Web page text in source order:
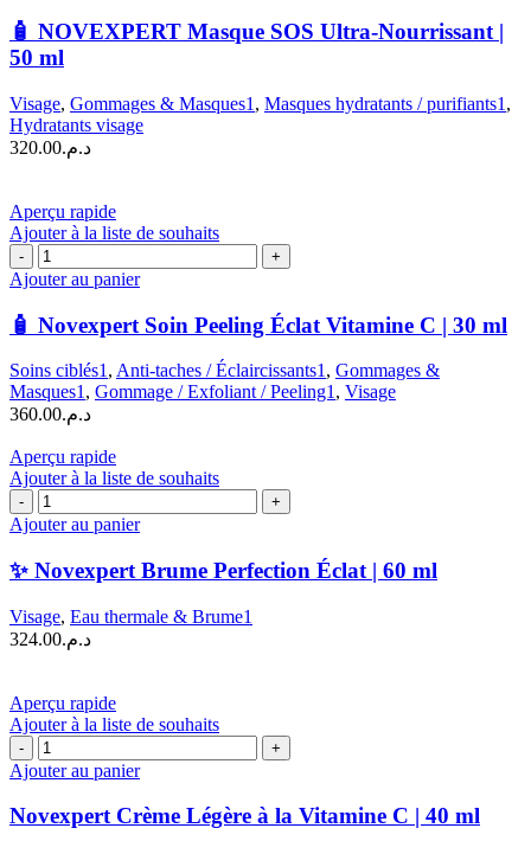
NOVEXPERT
Masque
SOS
Nourrissant
|
50
🧴 NOVEXPERT Masque SOS Ultra-Nourrissant |
50 ml
Visage, Gommages & Masques1 , Masques hydratants / purifiants1 ,
Hydratants visage
د.م.320.00
Aperçu rapide
Ajouter à la liste de souhaits
quantité
de
Novexpert
Soin
Peeling
Éclat
Vitamine
C
30
ml
Ajouter au panier
🧴 Novexpert Soin Peeling Éclat Vitamine C | 30 ml
Soins ciblés1 , Anti-taches / Éclaircissants1 , Gommages &
Masques1 , Gommage / Exfoliant / Peeling1 , Visage
د.م.360.00
Aperçu rapide
Ajouter à la liste de souhaits
quantité
de
Novexpert
Brume
Éclat
|
Ajouter au panier
✨ Novexpert Brume Perfection Éclat | 60 ml
Visage, Eau thermale & Brume1
د.م.324.00
Aperçu rapide
Ajouter à la liste de souhaits
quantité
de
Novexpert
Crème
Légère
Ajouter au panier
Novexpert Crème Légère à la Vitamine C | 40 ml